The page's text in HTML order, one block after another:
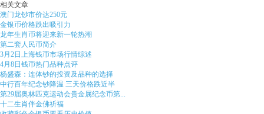
相关文章
澳门龙钞市价达250元
金银币价格跌出吸引力
龙年生肖币将迎来新一轮热潮
第二套人民币简介
3月2日上海钱币市场行情综述
4月8日钱币热门品种点评
杨盛森：连体钞的投资及品种的选择
中行百年纪念钞降温 三天价格跌近半
第29届奥林匹克运动会贵金属纪念币第...
十二生肖伴金佛祈福